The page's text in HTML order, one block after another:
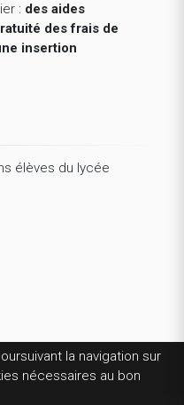
la navigation sur
nécessaires au bon
: des aides
des frais de
insertion
élèves du lycée